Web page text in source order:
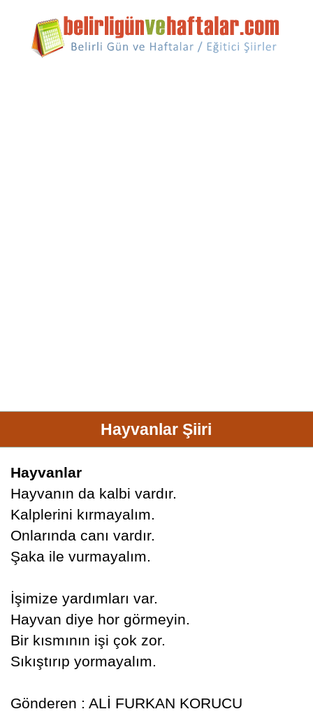
Hayvanlar Şiiri
Hayvanlar
Hayvanın da kalbi vardır.
Kalplerini kırmayalım.
Onlarında canı vardır.
Şaka ile vurmayalım.
İşimize yardımları var.
Hayvan diye hor görmeyin.
Bir kısmının işi çok zor.
Sıkıştırıp yormayalım.
Gönderen : ALİ FURKAN KORUCU